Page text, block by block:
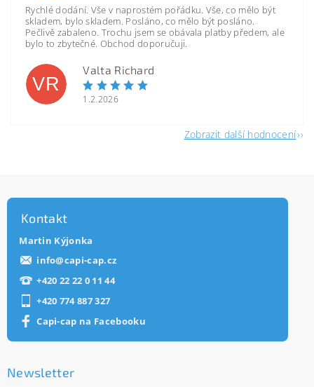
Rychlé dodání. Vše v naprostém pořádku. Vše, co mělo být
skladem, bylo skladem. Posláno, co mělo být posláno.
Pečlivě zabaleno. Trochu jsem se obávala platby předem, ale
bylo to zbytečné. Obchod doporučuji.
VR
Valta Richard
1.2.2026
Zobrazit další hodnocení
Kontakt
Martin Kýjonka
info@capi-cap.cz
+420 22 22 0 11 44
+420 774 887 327
Capi-cap na Facebooku
Newsletter